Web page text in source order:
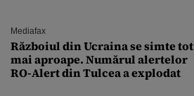
Mediafax
Războiul din Ucraina se simte tot
mai aproape. Numărul alertelor
RO-Alert din Tulcea a explodat